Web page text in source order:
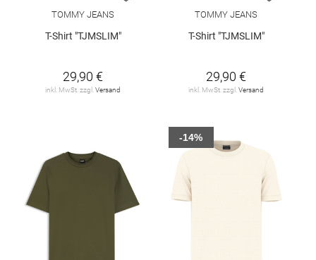
TOMMY JEANS
T-Shirt "TJMSLIM"
29,90 €
inkl. MwSt. zzgl. Versand
TOMMY JEANS
T-Shirt "TJMSLIM"
29,90 €
inkl. MwSt. zzgl. Versand
-14%